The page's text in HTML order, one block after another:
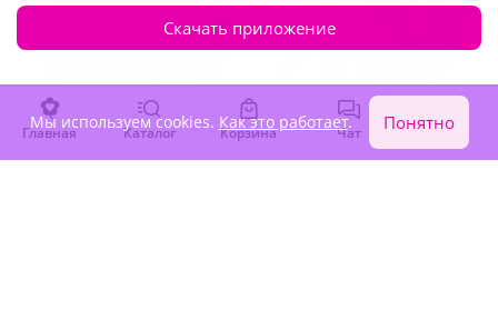
Главная Каталог Корзина Чат Войти
Скачать приложение
Мы используем cookies. Как это работает. Понятно